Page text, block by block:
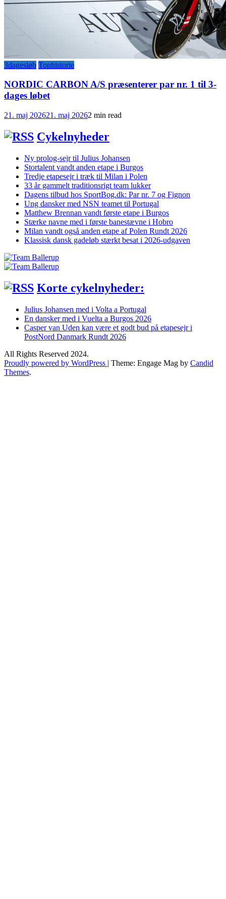
3dagesløb Tophistorie
NORDIC CARBON A/S præsenterer par nr. 1 til 3-
dages løbet
21. maj 202621. maj 20262 min read
Cykelnyheder
Ny prolog-sejr til Julius Johansen
Stortalent vandt anden etape i Burgos
Tredje etapesejr i træk til Milan i Polen
33 år gammelt traditionsrigt team lukker
Dagens tilbud hos SportBog.dk: Par nr. 7 og Fignon
Ung dansker med NSN teamet til Portugal
Matthew Brennan vandt første etape i Burgos
Stærke navne med i første banestævne i Hobro
Milan vandt også anden etape af Polen Rundt 2026
Klassisk dansk gadeløb stærkt besat i 2026-udgaven
Korte cykelnyheder:
Julius Johansen med i Volta a Portugal
En dansker med i Vuelta a Burgos 2026
Casper van Uden kan være et godt bud på etapesejr i
PostNord Danmark Rundt 2026
All Rights Reserved 2024.
Proudly powered by WordPress | Theme: Engage Mag by Candid
Themes.